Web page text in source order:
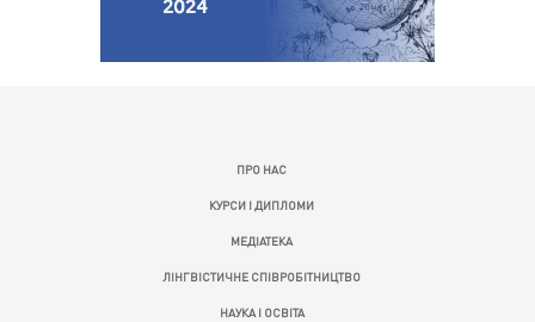
ПРО НАС
КУРСИ І ДИПЛОМИ
МЕДІАТЕКА
ЛІНГВІСТИЧНЕ СПІВРОБІТНИЦТВО
НАУКА І ОСВІТА